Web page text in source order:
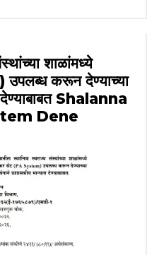
शाळांमध्ये
करून देण्याच्या
Shalanna
Dene